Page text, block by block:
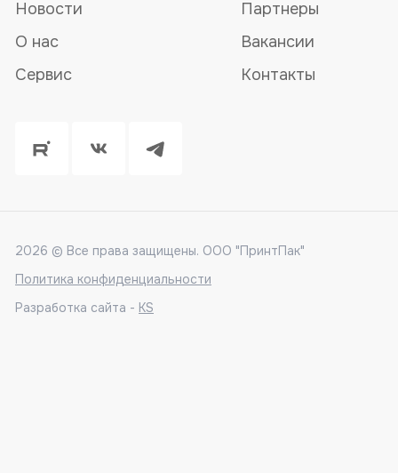
Новости
О нас
Сервис
Партнеры
Вакансии
Контакты
2026 © Все права защищены. ООО "ПринтПак"
Политика конфиденциальности
Разработка сайта - KS